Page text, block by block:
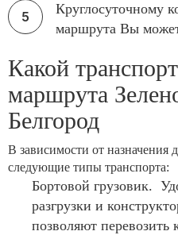
Круглосуточному
маршрута Вы
Какой
маршрута
Белгород
В зависимости от назначения
следующие типы транспорта:
Бортовой грузовик.
разгрузки и
позволяют перевозить